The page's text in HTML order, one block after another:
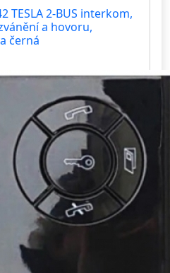
TESLA 2-BUS interkom,
a hovoru,
černá